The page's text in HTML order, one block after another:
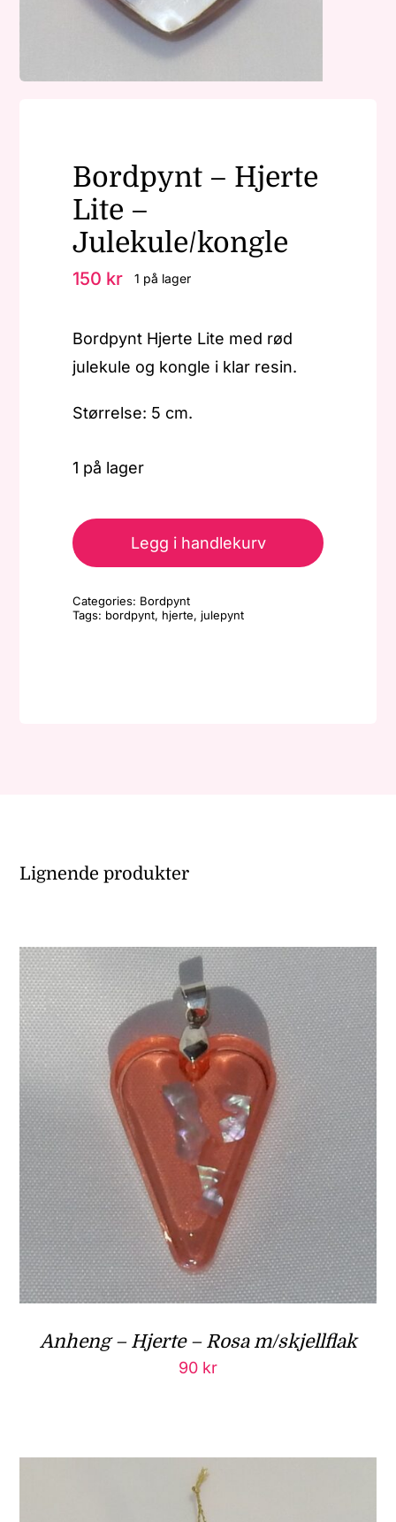
Om MariEbbeBordpynt – Hjerte
Lite –
Julekule/kongle
150 kr 1 på lager
Bordpynt Hjerte Lite med rød
julekule og kongle i klar resin.
Størrelse: 5 cm.
1 på lager
-
-
Legg i handlekurv
Categories: Bordpynt
Tags: bordpynt, hjerte, julepynt
Lignende produkter
Anheng – Hjerte – Rosa m/skjellflak
90 kr